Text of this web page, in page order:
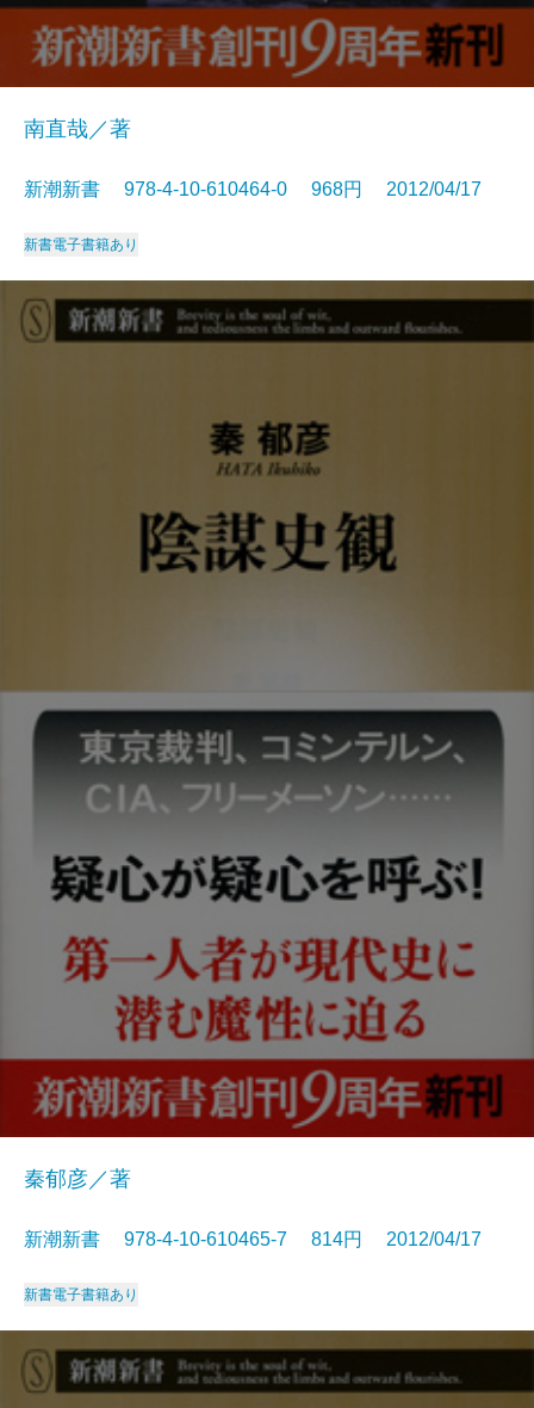
南直哉／著
新潮新書 978-4-10-610464-0 968円 2012/04/17
新書電子書籍あり
秦郁彦／著
新潮新書 978-4-10-610465-7 814円 2012/04/17
新書電子書籍あり